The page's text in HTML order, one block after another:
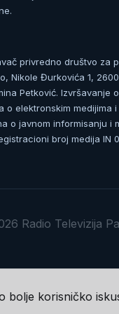
privredno društvo
Nikole Đurkovića 1,
Petković. Izvršavanje
o elektronskim medijima
o javnom informisanju i
broj medija IN
Radio Televizija
bolje korisničko